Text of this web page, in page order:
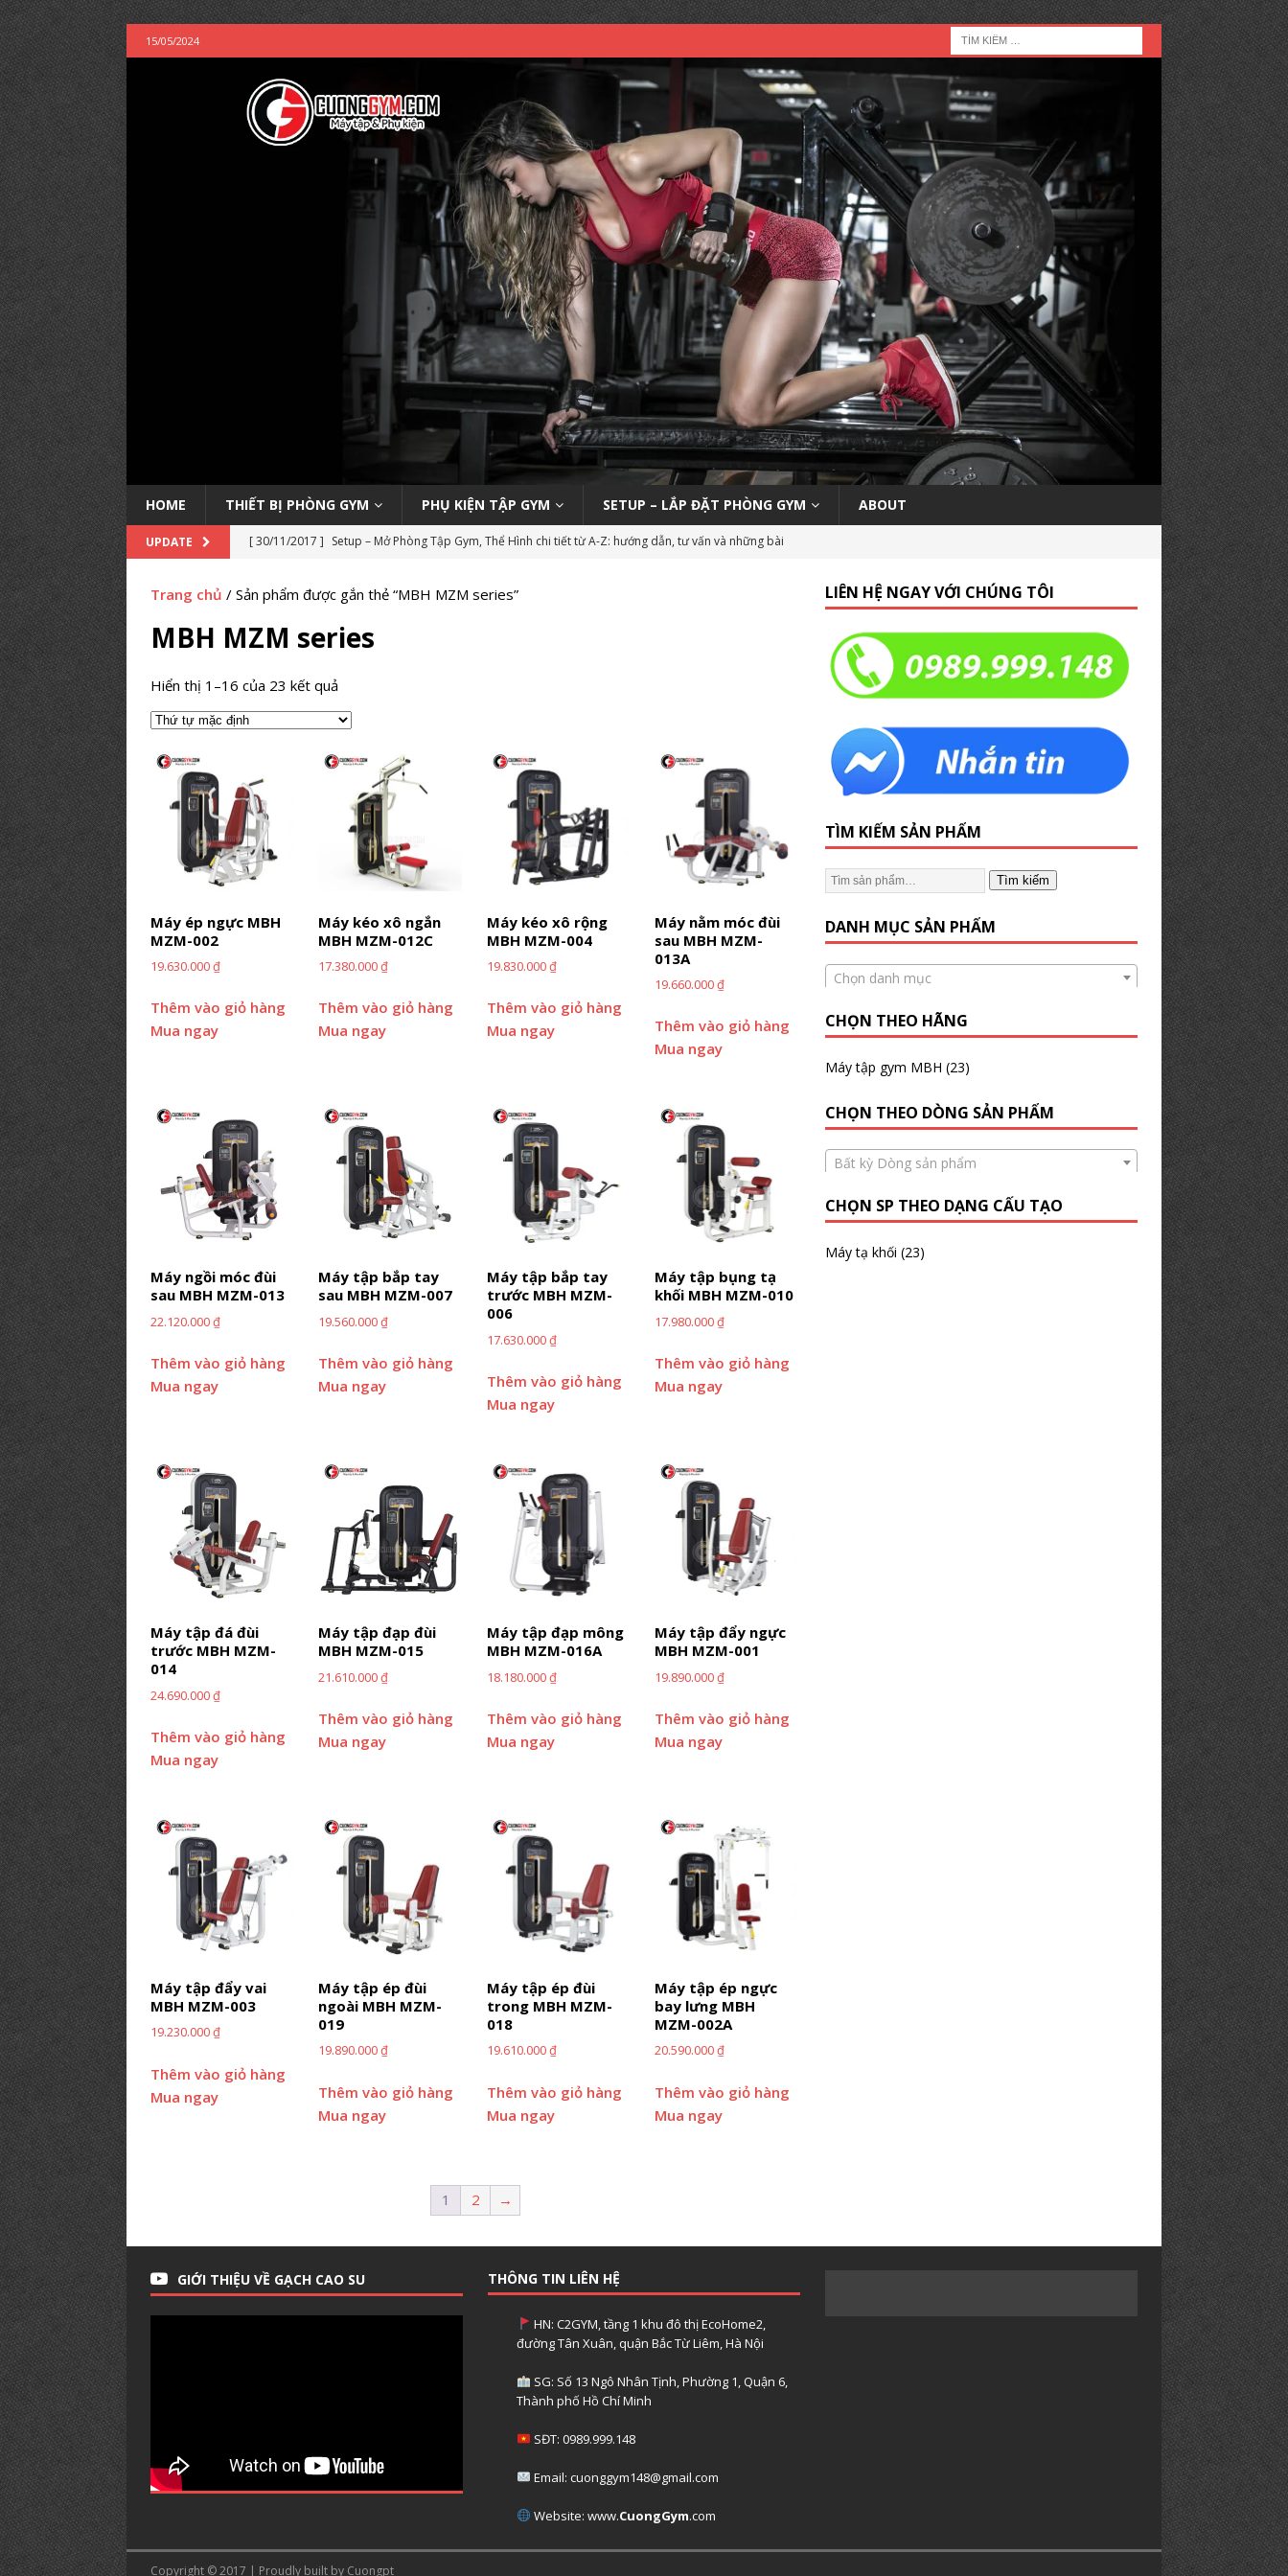
15/05/2024
HOME THIẾT BỊ PHÒNG GYM PHỤ KIỆN TẬP GYM SETUP – LẮP ĐẶT PHÒNG GYM ABOUT
UPDATE [ 30/11/2017 ] Setup – Mở Phòng Tập Gym, Thể Hình chi tiết từ A-Z: hướng dẫn, tư vấn và những bài
[ 14/11/2022 ]
Trang bị máy Inbody 270 tại phòng gym | Nên hay không nên?
PHÒNG TẬP
[ 18/03/2019 ] Setup phòng tập bình dân: Thái Hòa Gym tại Nghệ An
CÁC DỰ ÁN SETUP PHÒNG
GYM TIÊU BIỂU
[ 14/03/2019 ]
Setup phòng gym phổ thông: HC Fitness tại TP. Hải Dương
CÁC DỰ ÁN SETUP
PHÒNG GYM TIÊU BIỂU
PHÒNG TẬP
Trang chủ / Sản phẩm được gắn thẻ “MBH MZM series”
MBH MZM series
Hiển thị 1–16 của 23 kết quả
Máy ép ngực MBH
MZM-002
19.630.000₫
Thêm vào giỏ hàng
Mua ngay
Máy kéo xô ngắn
MBH MZM-012C
17.380.000₫
Thêm vào giỏ hàng
Mua ngay
Máy kéo xô rộng
MBH MZM-004
19.830.000₫
Thêm vào giỏ hàng
Mua ngay
Máy nằm móc đùi
sau MBH MZM-
013A
19.660.000₫
Thêm vào giỏ hàng
Mua ngay
Máy ngồi móc đùi
sau MBH MZM-013
22.120.000₫
Thêm vào giỏ hàng
Mua ngay
Máy tập bắp tay
sau MBH MZM-007
19.560.000₫
Thêm vào giỏ hàng
Mua ngay
Máy tập bắp tay
trước MBH MZM-
006
17.630.000₫
Thêm vào giỏ hàng
Mua ngay
Máy tập bụng tạ
khối MBH MZM-010
17.980.000₫
Thêm vào giỏ hàng
Mua ngay
Máy tập đá đùi
trước MBH MZM-
014
24.690.000₫
Thêm vào giỏ hàng
Mua ngay
Máy tập đạp đùi
MBH MZM-015
21.610.000₫
Thêm vào giỏ hàng
Mua ngay
Máy tập đạp mông
MBH MZM-016A
18.180.000₫
Thêm vào giỏ hàng
Mua ngay
Máy tập đẩy ngực
MBH MZM-001
19.890.000₫
Thêm vào giỏ hàng
Mua ngay
Máy tập đẩy vai
MBH MZM-003
19.230.000₫
Thêm vào giỏ hàng
Mua ngay
Máy tập ép đùi
ngoài MBH MZM-
019
19.890.000₫
Thêm vào giỏ hàng
Mua ngay
Máy tập ép đùi
trong MBH MZM-
018
19.610.000₫
Thêm vào giỏ hàng
Mua ngay
Máy tập ép ngực
bay lưng MBH
MZM-002A
20.590.000₫
Thêm vào giỏ hàng
Mua ngay
1 2 →
LIÊN HỆ NGAY VỚI CHÚNG TÔI
TÌM KIẾM SẢN PHẨM
Tìm kiếm
DANH MỤC SẢN PHẨM
Chọn danh mục
CHỌN THEO HÃNG
Máy tập gym MBH (23)
CHỌN THEO DÒNG SẢN PHẨM
Bất kỳ Dòng sản phẩm
CHỌN SP THEO DẠNG CẤU TẠO
Máy tạ khối (23)
GIỚI THIỆU VỀ GẠCH CAO SU THÔNG TIN LIÊN HỆ
HN: C2GYM, tầng 1 khu đô thị EcoHome2,
đường Tân Xuân, quận Bắc Từ Liêm, Hà Nội
SG: Số 13 Ngô Nhân Tịnh, Phường 1, Quận 6,
Thành phố Hồ Chí Minh
SĐT: 0989.999.148
Email: cuonggym148@gmail.com
Website: www.CuongGym.com
Copyright © 2017 | Proudly built by Cuongpt